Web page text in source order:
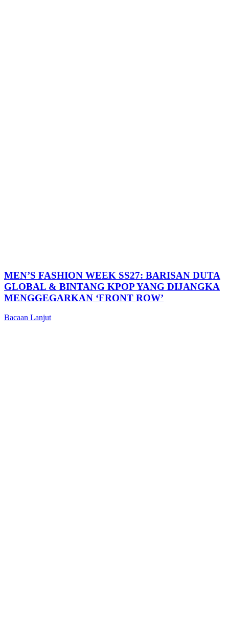
MEN’S FASHION WEEK SS27: BARISAN DUTA
GLOBAL & BINTANG KPOP YANG DIJANGKA
MENGGEGARKAN ‘FRONT ROW’
Bacaan Lanjut